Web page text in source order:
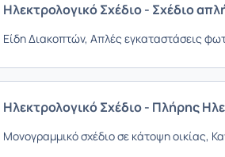
Ηλεκτρολογικό Σχέδιο - Σχέδιο
Είδη Διακοπτών, Απλές εγκαταστάσεις
Ηλεκτρολογικό Σχέδιο - Πλήρης
Μονογραμμικό σχέδιο σε κάτοψη οικίας,